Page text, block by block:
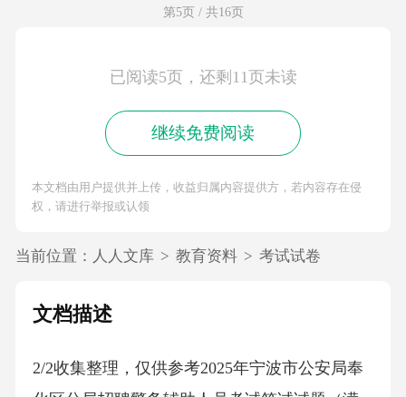
第5页 / 共16页
已阅读5页，还剩11页未读
继续免费阅读
本文档由用户提供并上传，收益归属内容提供方，若内容存在侵
权，请进行举报或认领
当前位置： 人人文库 > 教育资料 > 考试试卷
文档描述
2/2收集整理，仅供参考2025年宁波市公安局奉